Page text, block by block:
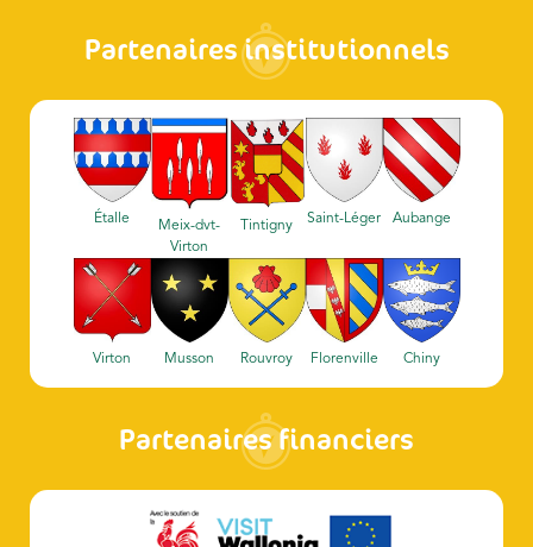
Partenaires institutionnels
Étalle
Meix-dvt-
Virton
Tintigny Saint-Léger Aubange
Virton Musson Rouvroy Florenville Chiny
Partenaires financiers